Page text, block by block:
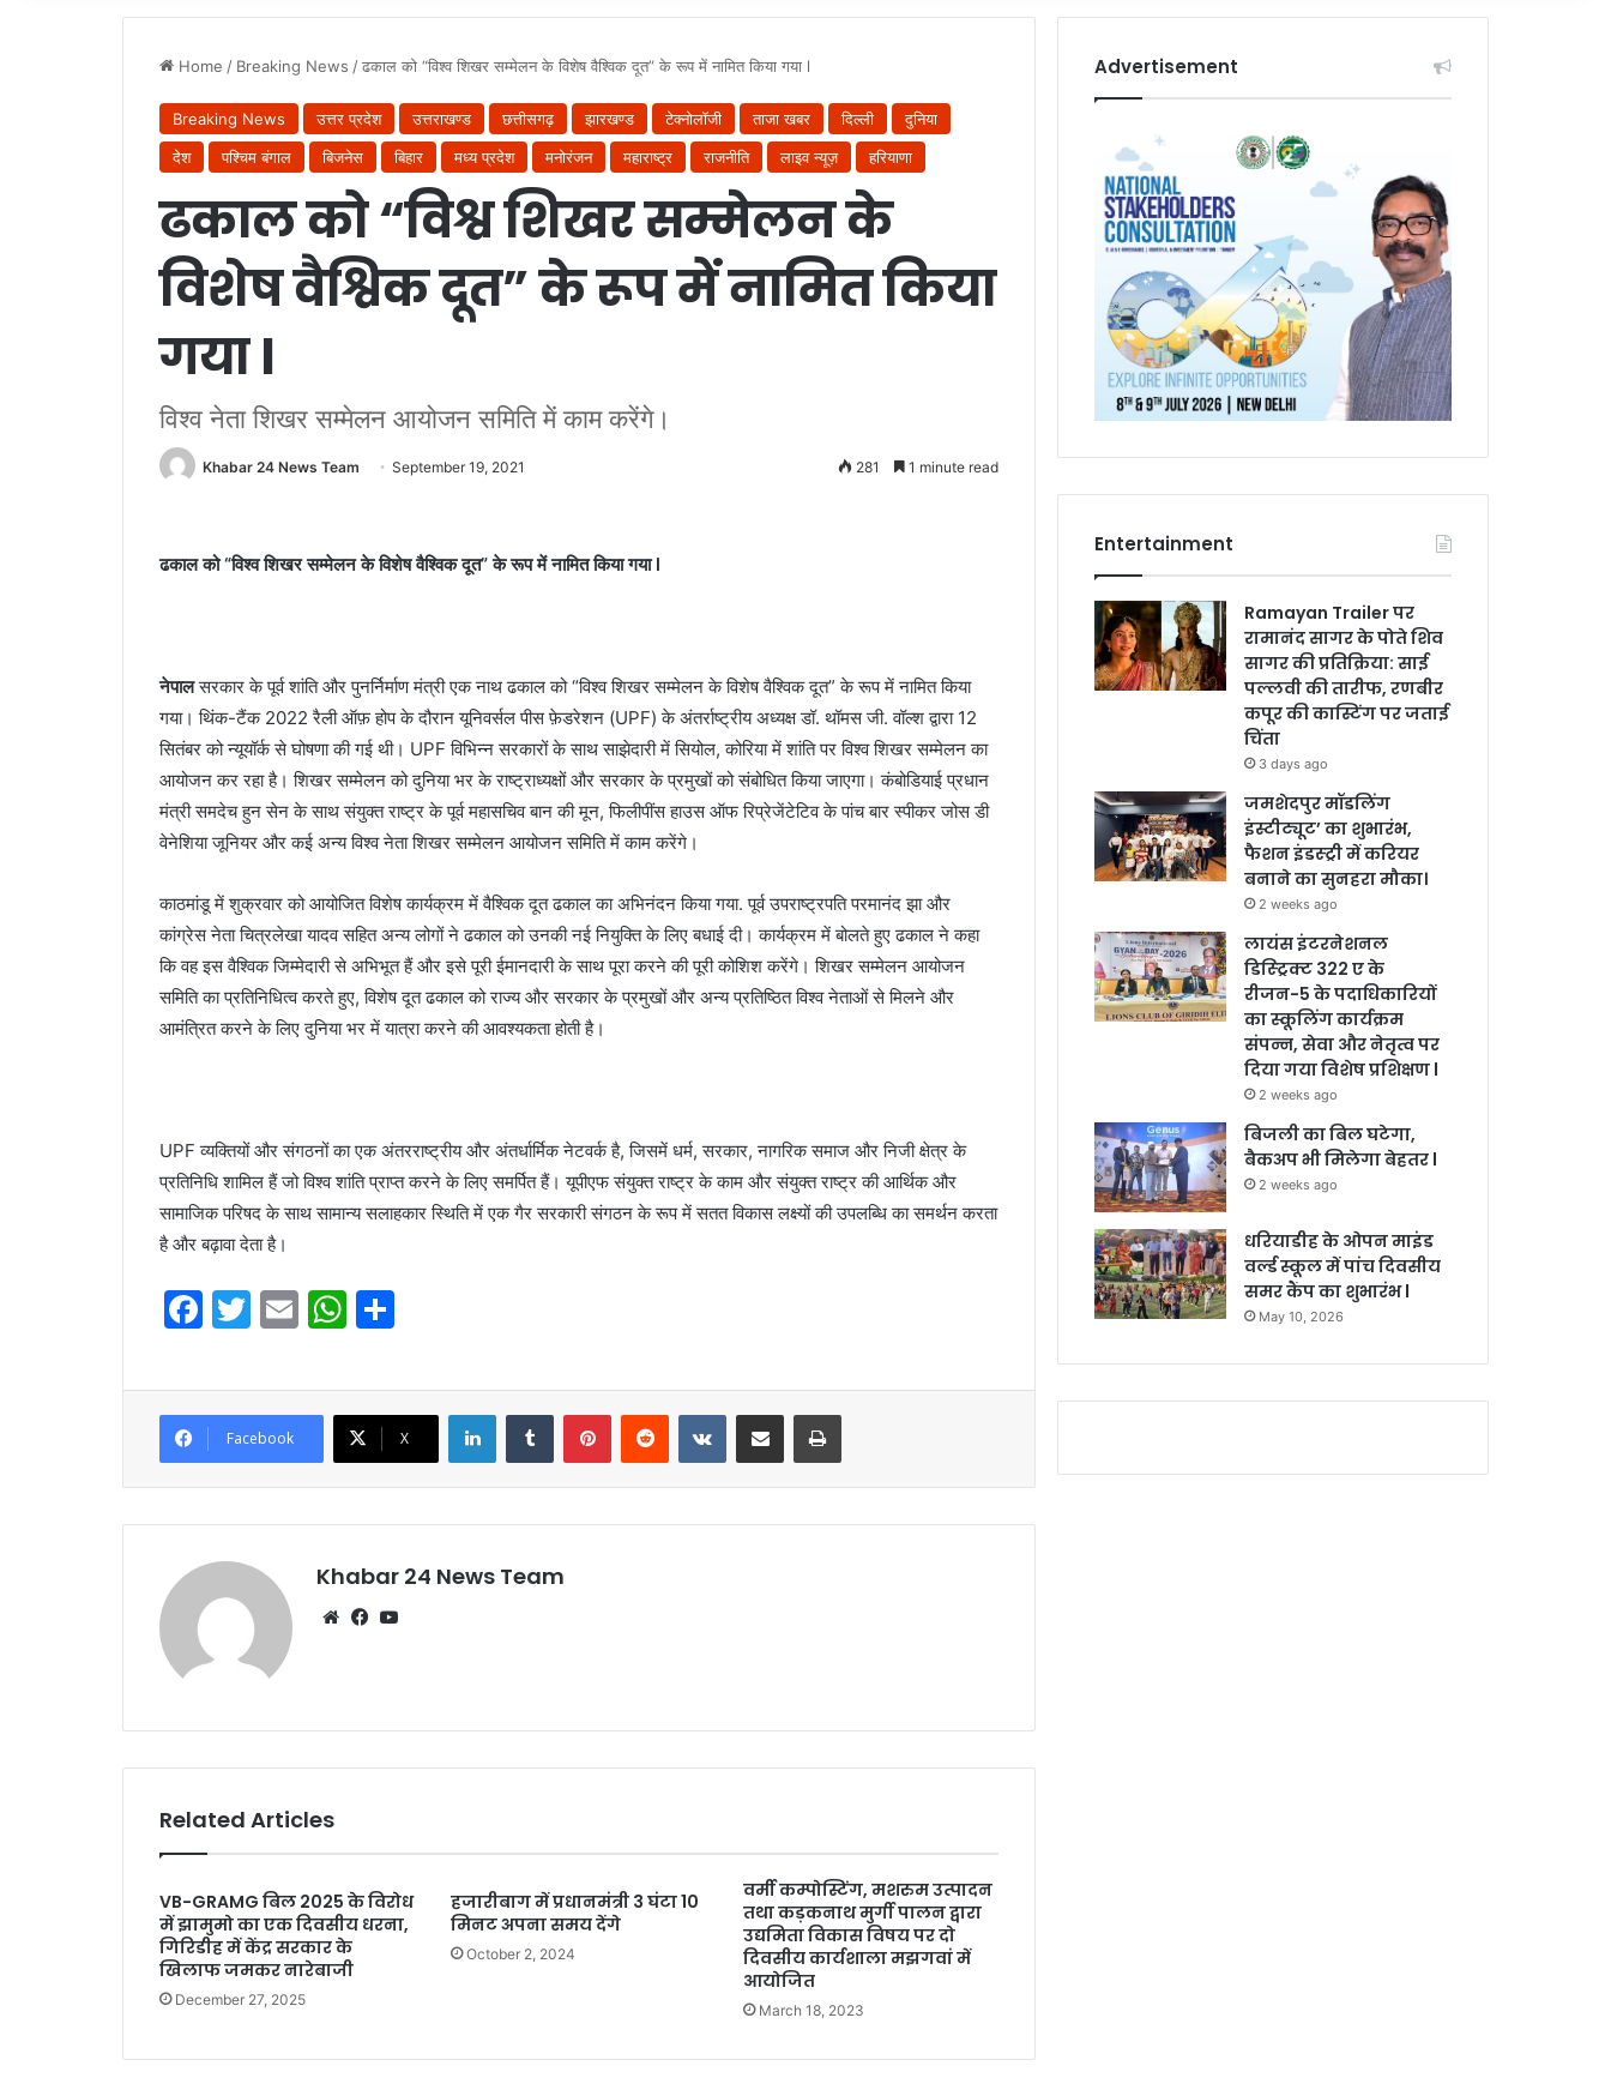
Home / Breaking News /ढकाल को “विश्व शिखर सम्मेलन के विशेष वैश्विक दूत” के रूप में नामित किया गया l
Breaking News उत्तर प्रदेश उत्तराखण्ड छत्तीसगढ़ झारखण्ड टेक्नोलॉजी ताजा खबर दिल्ली
दुनिया
देश
पश्चिम बंगाल बिजनेस बिहार मध्य प्रदेश मनोरंजन महाराष्ट्र राजनीति लाइव न्यूज़ हरियाणा
ढकाल को “विश्व शिखर सम्मेलन के
विशेष वैश्विक दूत” के रूप में नामित किया
गया l
विश्व नेता शिखर सम्मेलन आयोजन समिति में काम करेंगे।
Khabar 24 News Team September 19, 2021 281 1 minute read
ढकाल को “विश्व शिखर सम्मेलन के विशेष वैश्विक दूत” के रूप में नामित किया गया l
नेपालसरकार के पूर्व शांति और पुनर्निर्माण मंत्री एक नाथ ढकाल को “विश्व शिखर सम्मेलन के विशेष वैश्विक दूत” के रूप में नामित किया
गया। थिंक-टैंक 2022 रैली ऑफ़ होप के दौरान यूनिवर्सल पीस फ़ेडरेशन (UPF) के अंतर्राष्ट्रीय अध्यक्ष डॉ. थॉमस जी. वॉल्श द्वारा 12
सितंबर को न्यूयॉर्क से घोषणा की गई थी। UPF विभिन्न सरकारों के साथ साझेदारी में सियोल, कोरिया में शांति पर विश्व शिखर सम्मेलन का
आयोजन कर रहा है। शिखर सम्मेलन को दुनिया भर के राष्ट्राध्यक्षों और सरकार के प्रमुखों को संबोधित किया जाएगा। कंबोडियाई प्रधान
मंत्री समदेच हुन सेन के साथ संयुक्त राष्ट्र के पूर्व महासचिव बान की मून, फिलीपींस हाउस ऑफ रिप्रेजेंटेटिव के पांच बार स्पीकर जोस डी
वेनेशिया जूनियर और कई अन्य विश्व नेता शिखर सम्मेलन आयोजन समिति में काम करेंगे।
काठमांडू में शुक्रवार को आयोजित विशेष कार्यक्रम में वैश्विक दूत ढकाल का अभिनंदन किया गया. पूर्व उपराष्ट्रपति परमानंद झा और
कांग्रेस नेता चित्रलेखा यादव सहित अन्य लोगों ने ढकाल को उनकी नई नियुक्ति के लिए बधाई दी। कार्यक्रम में बोलते हुए ढकाल ने कहा
कि वह इस वैश्विक जिम्मेदारी से अभिभूत हैं और इसे पूरी ईमानदारी के साथ पूरा करने की पूरी कोशिश करेंगे। शिखर सम्मेलन आयोजन
समिति का प्रतिनिधित्व करते हुए, विशेष दूत ढकाल को राज्य और सरकार के प्रमुखों और अन्य प्रतिष्ठित विश्व नेताओं से मिलने और
आमंत्रित करने के लिए दुनिया भर में यात्रा करने की आवश्यकता होती है।
UPF व्यक्तियों और संगठनों का एक अंतरराष्ट्रीय और अंतर्धार्मिक नेटवर्क है, जिसमें धर्म, सरकार, नागरिक समाज और निजी क्षेत्र के
प्रतिनिधि शामिल हैं जो विश्व शांति प्राप्त करने के लिए समर्पित हैं। यूपीएफ संयुक्त राष्ट्र के काम और संयुक्त राष्ट्र की आर्थिक और
सामाजिक परिषद के साथ सामान्य सलाहकार स्थिति में एक गैर सरकारी संगठन के रूप में सतत विकास लक्ष्यों की उपलब्धि का समर्थन करता
है और बढ़ावा देता है।
F
c
e
b
o
o
k
T
itt
er
E
ai
l
W
at
s
A
p
p
ar
e
Facebook X
LinkedInTumblr PinterestReddit VKontakteShare via Email Print
Khabar 24 News Team
WebsiteFacebook
Related Articles
VB-GRAMG बिल 2025 के विरोध
में झामुमो का एक दिवसीय धरना,
गिरिडीह में केंद्र सरकार के
खिलाफ जमकर नारेबाजी
December 27, 2025
हजारीबाग में प्रधानमंत्री 3 घंटा 10
मिनट अपना समय देंगे
October 2, 2024
वर्मी कम्पोस्टिंग, मशरुम उत्पादन
तथा कड़कनाथ मुर्गी पालन द्वारा
उद्यमिता विकास विषय पर दो
दिवसीय कार्यशाला मझगवां में
आयोजित
March 18, 2023
Advertisement
Entertainment
Ramayan Trailer पर
रामानंद सागर के पोते शिव
सागर की प्रतिक्रिया: साई
पल्लवी की तारीफ, रणबीर
कपूर की कास्टिंग पर जताई
चिंता
3 days ago
जमशेदपुर मॉडलिंग
इंस्टीट्यूट’ का शुभारंभ,
फैशन इंडस्ट्री में करियर
बनाने का सुनहरा मौका।
2 weeks ago
लायंस इंटरनेशनल
डिस्ट्रिक्ट 322 ए के
रीजन-5 के पदाधिकारियों
का स्कूलिंग कार्यक्रम
संपन्न, सेवा और नेतृत्व पर
दिया गया विशेष प्रशिक्षण l
2 weeks ago
बिजली का बिल घटेगा,
बैकअप भी मिलेगा बेहतर l
2 weeks ago
धरियाडीह के ओपन माइंड
वर्ल्ड स्कूल में पांच दिवसीय
समर कैंप का शुभारंभ l
May 10, 2026